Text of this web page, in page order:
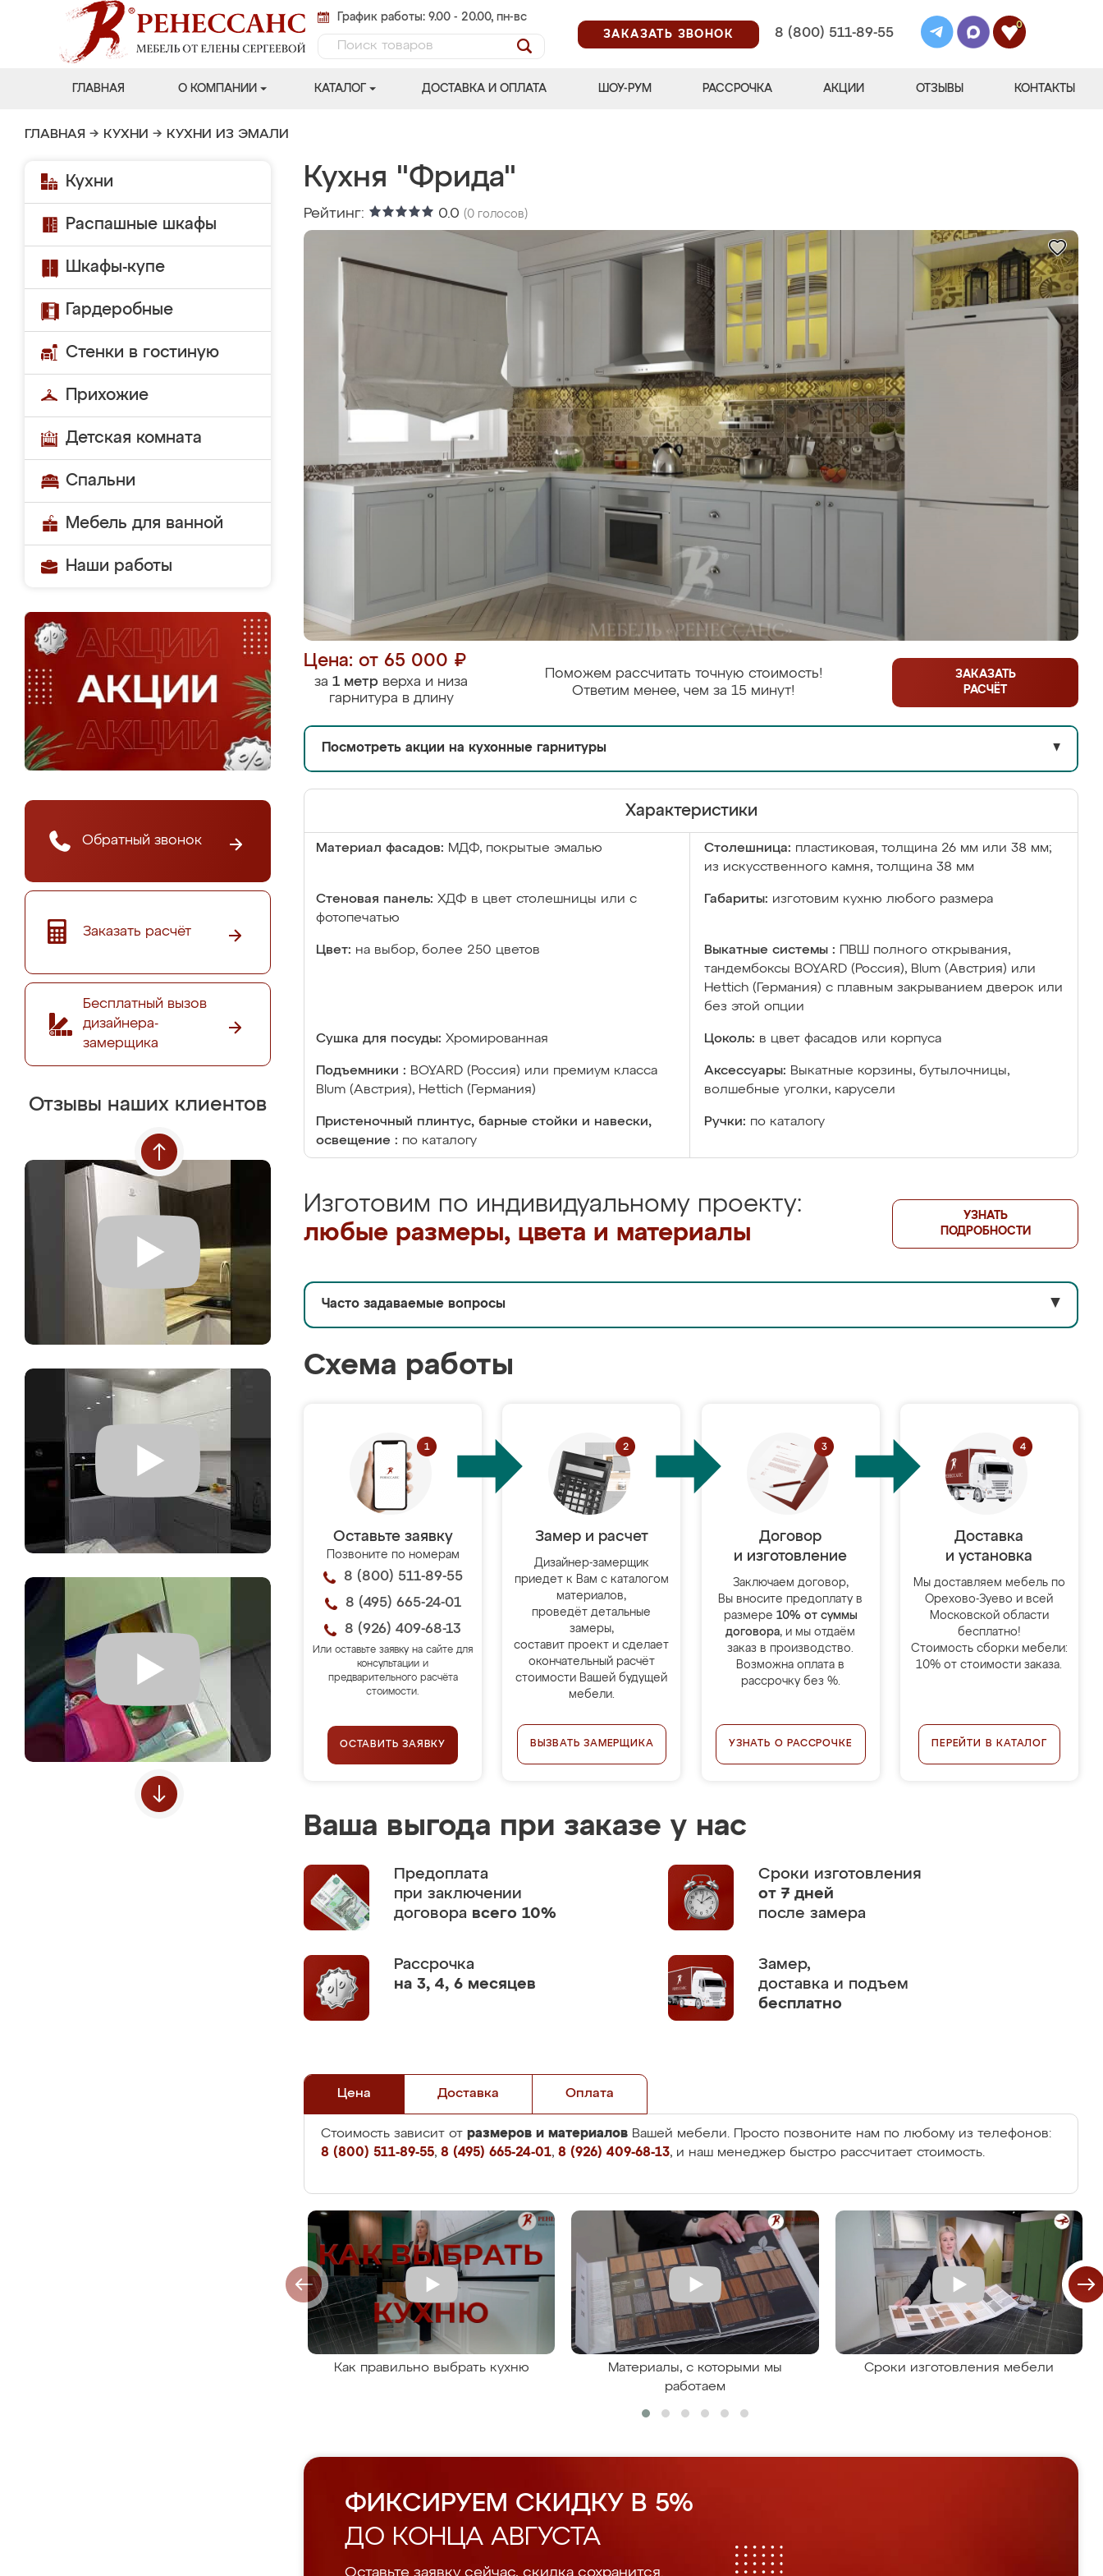
График работы: 9.00 - 20.00, пн-вс
ЗАКАЗАТЬ ЗВОНОК
8 (800) 511-89-55
0
ГЛАВНАЯ О КОМПАНИИ КАТАЛОГ ДОСТАВКА И ОПЛАТА ШОУ-РУМ РАССРОЧКА АКЦИИ ОТЗЫВЫ КОНТАКТЫ
ГЛАВНАЯ → КУХНИ → КУХНИ ИЗ ЭМАЛИ
Кухни
Распашные шкафы
Шкафы-купе
Гардеробные
Стенки в гостиную
Прихожие
Детская комната
Спальни
Мебель для ванной
Наши работы
Обратный звонок
Заказать расчёт
Бесплатный вызов
дизайнера-
замерщика
Отзывы наших клиентов
Кухня "Фрида"
Рейтинг: 0.0 (0 голосов)
Цена: от 65 000 ₽
за 1 метр верха и низа
гарнитура в длину
Поможем рассчитать точную стоимость!
Ответим менее, чем за 15 минут!
ЗАКАЗАТЬ
РАСЧЁТ
Посмотреть акции на кухонные гарнитуры ▼
Характеристики
Материал фасадов: МДФ, покрытые эмалью Столешница: пластиковая, толщина 26 мм или 38 мм;
из искусственного камня, толщина 38 мм
Стеновая панель: ХДФ в цвет столешницы или с
фотопечатью
Габариты: изготовим кухню любого размера
Цвет: на выбор, более 250 цветов Выкатные системы :
ПВШ полного открывания,
тандембоксы BOYARD (Россия), Blum (Австрия) или
Hettich (Германия) с плавным закрыванием дверок или
без этой опции
Сушка для посуды: Хромированная Цоколь: в цвет фасадов или корпуса
Подъемники : BOYARD (Россия) или премиум класса
Blum (Австрия), Hettich (Германия)
Аксессуары: Выкатные корзины, бутылочницы,
волшебные уголки, карусели
Пристеночный плинтус, барные стойки и навески,
освещение : по каталогу
Ручки: по каталогу
Изготовим по индивидуальному проекту:
любые размеры, цвета и материалы
УЗНАТЬ
ПОДРОБНОСТИ
Часто задаваемые вопросы ▼
Схема работы
Оставьте заявку
Позвоните по номерам
8 (800) 511-89-55
8 (495) 665-24-01
8 (926) 409-68-13
Или оставьте заявку на сайте для
консультации и
предварительного расчёта
стоимости.
ОСТАВИТЬ ЗАЯВКУ
Замер и расчет
Дизайнер-замерщик
приедет к Вам с каталогом
материалов,
проведёт детальные
замеры,
составит проект и сделает
окончательный расчёт
стоимости Вашей будущей
мебели.
ВЫЗВАТЬ ЗАМЕРЩИКА
Договор
и изготовление
Заключаем договор,
Вы вносите предоплату в
размере 10% от суммы
договора, и мы отдаём
заказ в производство.
Возможна оплата в
рассрочку без %.
УЗНАТЬ О РАССРОЧКЕ
Доставка
и установка
Мы доставляем мебель по
Орехово-Зуево и всей
Московской области
бесплатно!
Стоимость сборки мебели:
10% от стоимости заказа.
ПЕРЕЙТИ В КАТАЛОГ
Ваша выгода при заказе у нас
Предоплата
при заключении
договора всего 10%
Сроки изготовления
от 7 дней
после замера
Рассрочка
на 3, 4, 6 месяцев
Замер,
доставка и подъем
бесплатно
Цена Доставка Оплата
Стоимость зависит от размеров и материалов Вашей мебели. Просто позвоните нам по любому из телефонов:
8 (800) 511-89-55, 8 (495) 665-24-01, 8 (926) 409-68-13, и наш менеджер быстро рассчитает стоимость.
Как правильно выбрать кухню
Материалы, с которыми мы
работаем
Сроки изготовления мебели
ФИКСИРУЕМ СКИДКУ В 5%
ДО КОНЦА АВГУСТА
Оставьте заявку сейчас, скидка сохранится.